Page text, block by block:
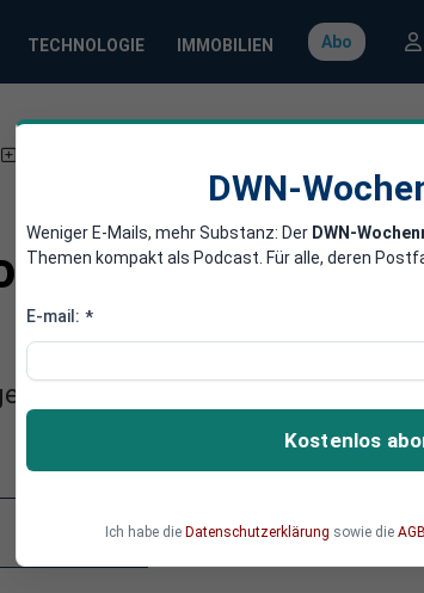
TECHNOLOGIE IMMOBILIEN Abo
aus dem 3D-
werden durch den 3D-Druck
DWN-
Weniger E-Mails, mehr Substanz: Der DWN-
Themen kompakt als Podcast. Für alle, deren
E-mail: *
Kostenlos
Ich habe die Datenschutzerklärung sowie die AGB